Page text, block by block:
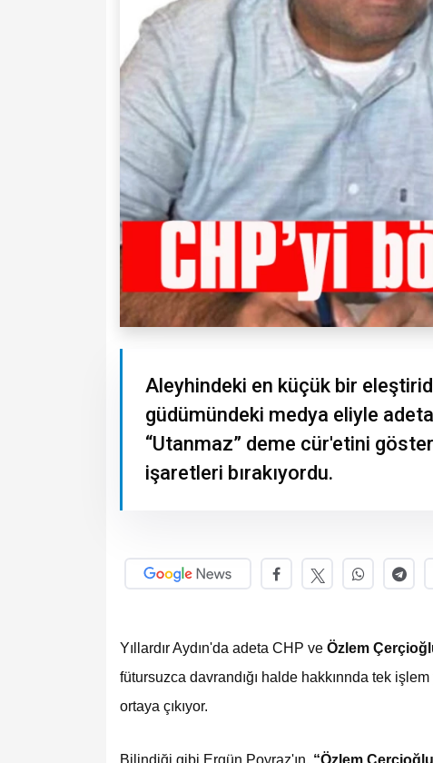
Aleyhindeki en küçük bir
güdümündeki medya eliyle
“Utanmaz” deme cür'etini
işaretleri bırakıyordu.
Yıllardır Aydın'da adeta CHP ve Özlem
fütursuzca davrandığı halde hakkınnda tek işlem
ortaya çıkıyor.